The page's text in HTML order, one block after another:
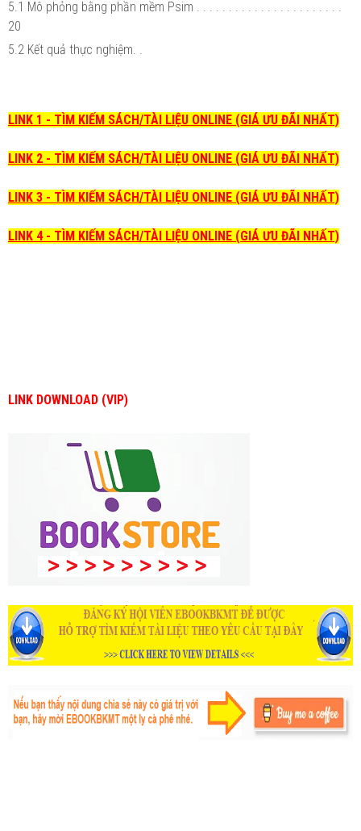
5.1 Mô phỏng bằng phần mềm Psim . . . . . . . . . . . . . . . . . . . . . . .
20
5.2 Kết quả thực nghiệm. .
LINK 1 - TÌM KIẾM SÁCH/TÀI LIỆU ONLINE (GIÁ ƯU ĐÃI NHẤT)
LINK 2 - TÌM KIẾM SÁCH/TÀI LIỆU ONLINE (GIÁ ƯU ĐÃI NHẤT)
LINK 3 - TÌM KIẾM SÁCH/TÀI LIỆU ONLINE (GIÁ ƯU ĐÃI NHẤT)
LINK 4 - TÌM KIẾM SÁCH/TÀI LIỆU ONLINE (GIÁ ƯU ĐÃI NHẤT)
LINK DOWNLOAD (VIP)